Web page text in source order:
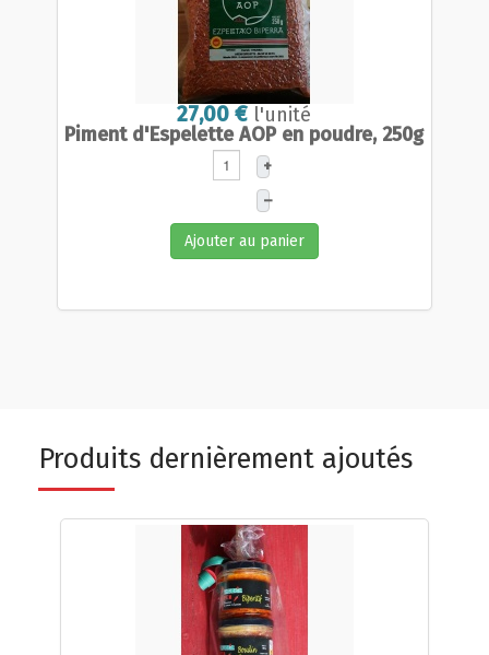
27,00 € l'unité
Piment d'Espelette AOP en poudre, 250g
+
–
Ajouter au panier
Produits dernièrement ajoutés